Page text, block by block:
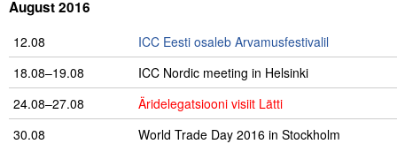
August 2016
12.08
ICC Eesti osaleb Arvamusfestivalil
18.08–19.08
ICC Nordic meeting in Helsinki
24.08–27.08
Äridelegatsiooni visiit Lätti
30.08
World Trade Day 2016 in Stockholm